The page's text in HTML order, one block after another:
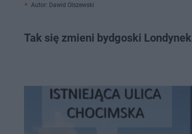
Autor: Dawid Olszewski
Tak się zmieni bydgoski Londynek